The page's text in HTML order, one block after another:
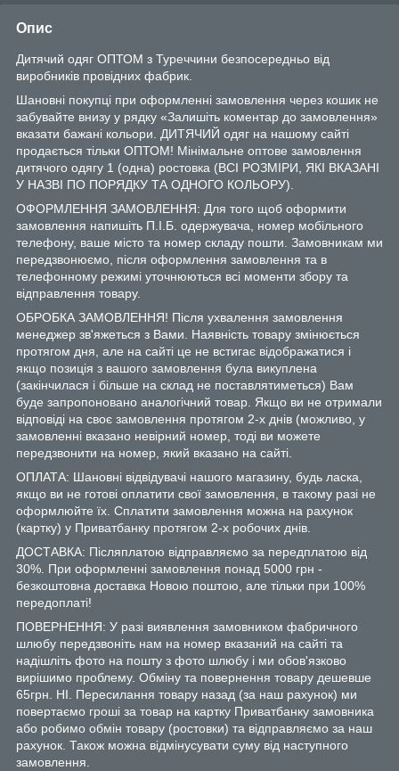
Опис
Дитячий одяг ОПТОМ з Туреччини безпосередньо від
виробників провідних фабрик.
Шановні покупці при оформленні замовлення через кошик не
забувайте внизу у рядку «Залишіть коментар до замовлення»
вказати бажані кольори. ДИТЯЧИЙ одяг на нашому сайті
продається тільки ОПТОМ! Мінімальне оптове замовлення
дитячого одягу 1 (одна) ростовка (ВСІ РОЗМІРИ, ЯКІ ВКАЗАНІ
У НАЗВІ ПО ПОРЯДКУ ТА ОДНОГО КОЛЬОРУ).
ОФОРМЛЕННЯ ЗАМОВЛЕННЯ: Для того щоб оформити
замовлення напишіть П.І.Б. одержувача, номер мобільного
телефону, ваше місто та номер складу пошти. Замовникам ми
передзвонюємо, після оформлення замовлення та в
телефонному режимі уточнюються всі моменти збору та
відправлення товару.
ОБРОБКА ЗАМОВЛЕННЯ! Після ухвалення замовлення
менеджер зв'яжеться з Вами. Наявність товару змінюється
протягом дня, але на сайті це не встигає відображатися і
якщо позиція з вашого замовлення була викуплена
(закінчилася і більше на склад не поставлятиметься) Вам
буде запропоновано аналогічний товар. Якщо ви не отримали
відповіді на своє замовлення протягом 2-х днів (можливо, у
замовленні вказано невірний номер, тоді ви можете
передзвонити на номер, який вказано на сайті.
ОПЛАТА: Шановні відвідувачі нашого магазину, будь ласка,
якщо ви не готові оплатити свої замовлення, в такому разі не
оформлюйте їх. Сплатити замовлення можна на рахунок
(картку) у Приватбанку протягом 2-х робочих днів.
ДОСТАВКА: Післяплатою відправляємо за передплатою від
30%. При оформленні замовлення понад 5000 грн -
безкоштовна доставка Новою поштою, але тільки при 100%
передоплаті!
ПОВЕРНЕННЯ: У разі виявлення замовником фабричного
шлюбу передзвоніть нам на номер вказаний на сайті та
надішліть фото на пошту з фото шлюбу і ми обов'язково
вирішимо проблему. Обміну та повернення товару дешевше
65грн. НІ. Пересилання товару назад (за наш рахунок) ми
повертаємо гроші за товар на картку Приватбанку замовника
або робимо обмін товару (ростовки) та відправляємо за наш
рахунок. Також можна відмінусувати суму від наступного
замовлення.